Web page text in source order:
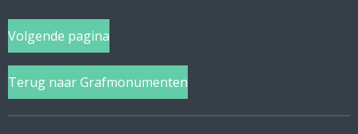
Volgende pagina
Terug naar Grafmonumenten